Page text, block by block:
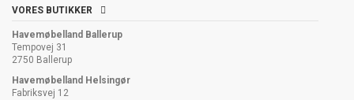
VORES BUTIKKER
Havemøbelland Ballerup
Tempovej 31
2750 Ballerup
Havemøbelland Helsingør
Fabriksvej 12